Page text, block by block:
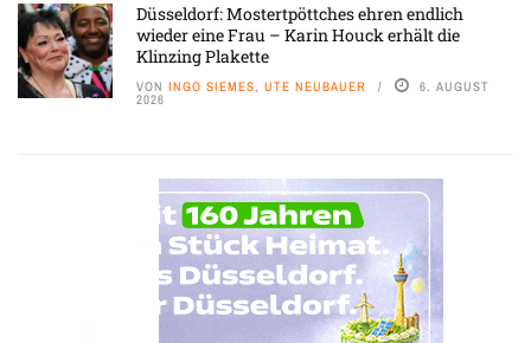
Düsseldorf: Mostertpöttches ehren endlich
wieder eine Frau – Karin Houck erhält die
Klinzing Plakette
VON INGO SIEMES, UTE NEUBAUER 6. AUGUST
2026